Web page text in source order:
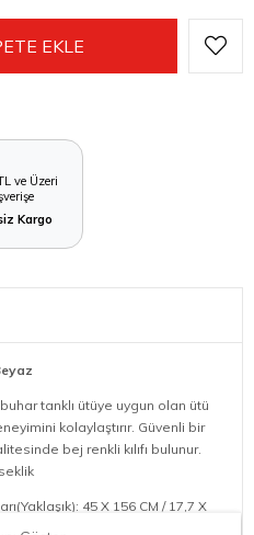
ve Üzeri
Kargo
tanklı ütüye uygun olan ütü
kolaylaştırır. Güvenli bir
bej renkli kılıfı bulunur.
45 X 156 CM / 17,7 X